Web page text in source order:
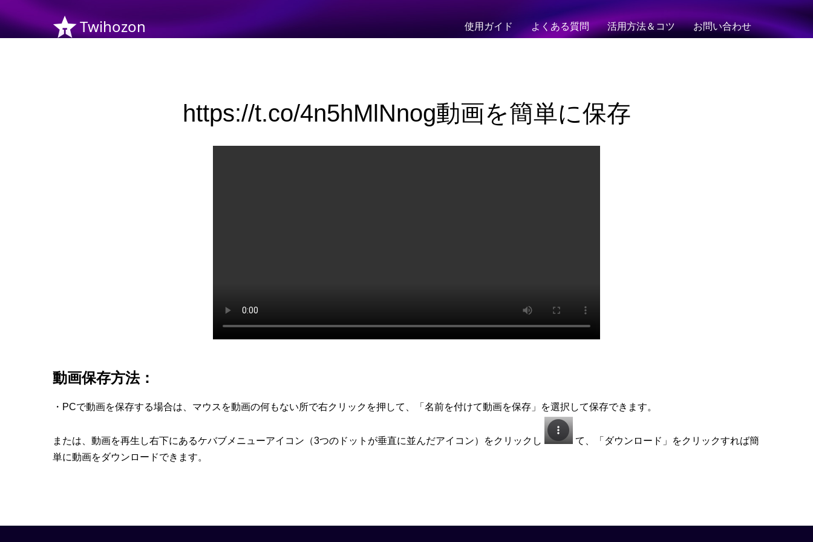
Twihozon 使用ガイド よくある質問 活用方法＆コツ お問い合わせ
https://t.co/4n5hMlNnog動画を簡単に保存
動画保存方法：
・PCで動画を保存する場合は、マウスを動画の何もない所で右クリックを押して、「名前を付けて動画を保存」を選択して保存できます。
または、動画を再生し右下にあるケバブメニューアイコン（3つのドットが垂直に並んだアイコン）をクリックし
て、「ダウンロード」をクリックすれば簡
単に動画をダウンロードできます。